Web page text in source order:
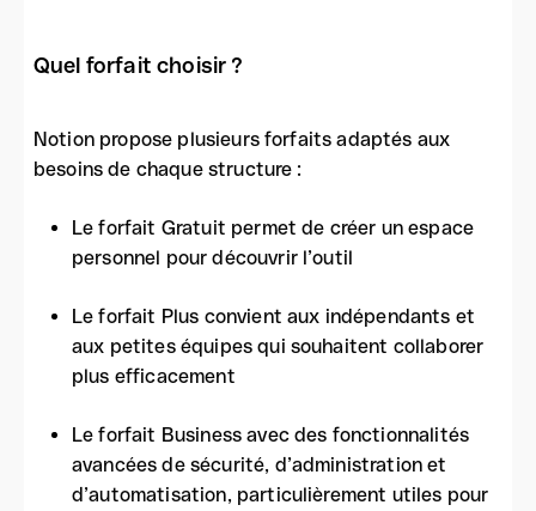
Quel forfait choisir ?
Notion propose plusieurs forfaits adaptés aux
besoins de chaque structure :
Le forfait Gratuit permet de créer un espace
personnel pour découvrir l’outil
Le forfait Plus convient aux indépendants et
aux petites équipes qui souhaitent collaborer
plus efficacement
Le forfait Business avec des fonctionnalités
avancées de sécurité, d’administration et
d’automatisation, particulièrement utiles pour